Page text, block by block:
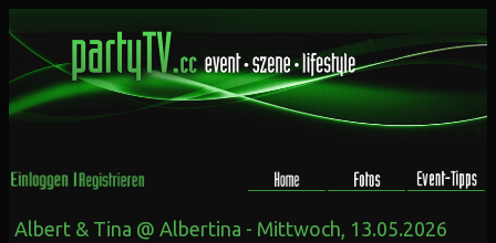
Albert & Tina @ Albertina - Mittwoch, 13.05.2026